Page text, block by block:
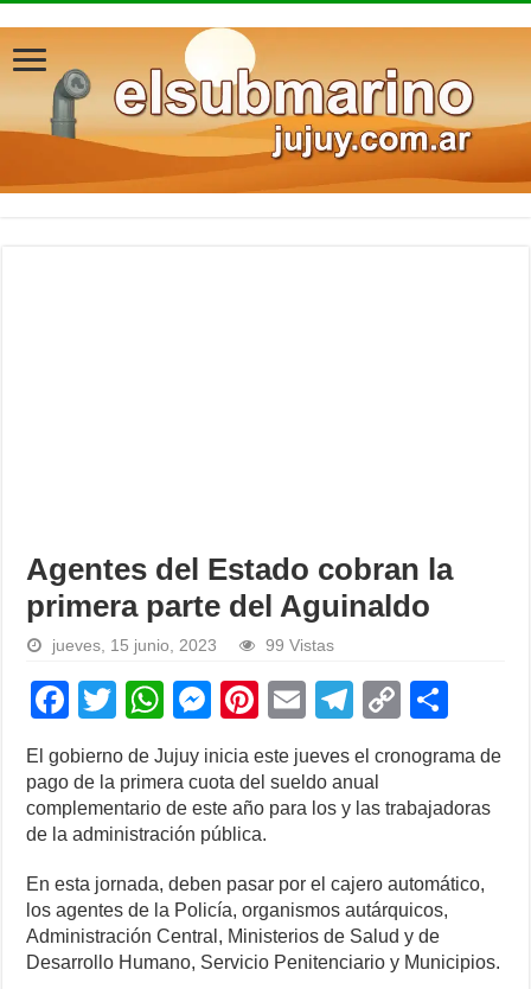
Agentes del Estado cobran la
primera parte del Aguinaldo
jueves, 15 junio, 2023 99 Vistas
F
a
c
e
b
o
o
k
T
wi
tt
er
W
h
at
s
A
p
p
M
e
ss
e
n
g
er
Pi
er
e
st
E
ail
T
el
e
gr
m
C
p
y
n
k
ar
e
El gobierno de Jujuy inicia este jueves el cronograma de
pago de la primera cuota del sueldo anual
complementario de este año para los y las trabajadoras
de la administración pública.
En esta jornada, deben pasar por el cajero automático,
los agentes de la Policía, organismos autárquicos,
Administración Central, Ministerios de Salud y de
Desarrollo Humano, Servicio Penitenciario y Municipios.